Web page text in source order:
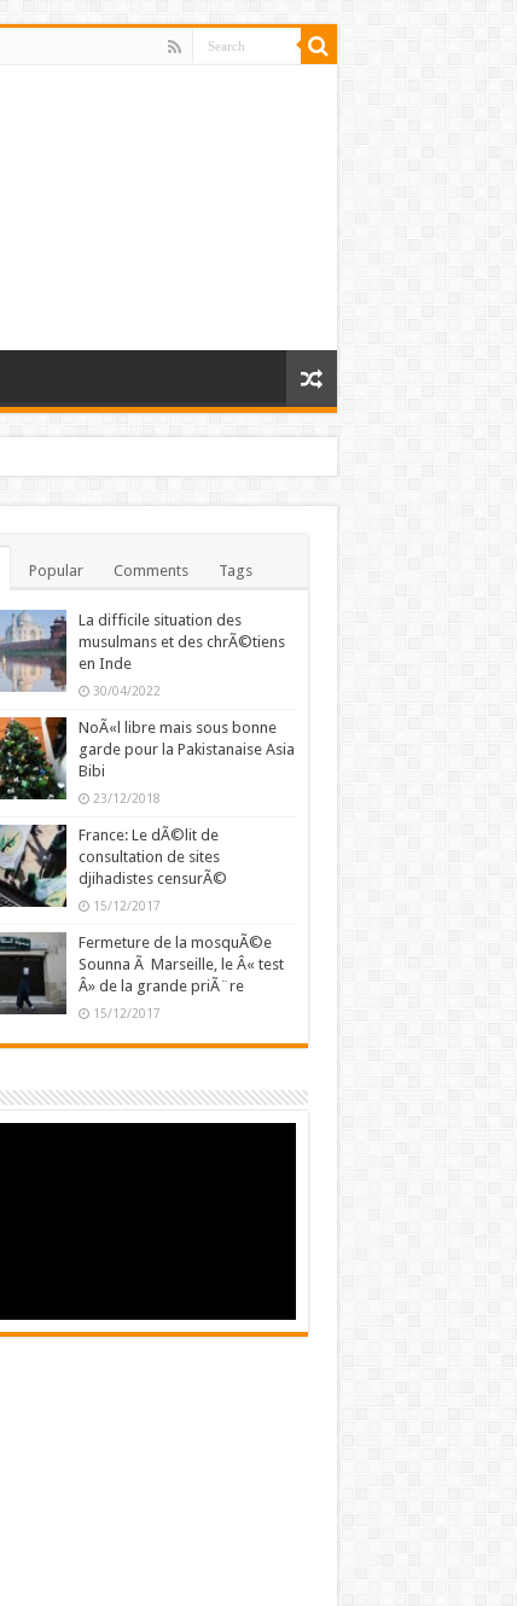
Popular Comments Tags
La difficile situation des
musulmans et des chrÃ©tiens
en Inde
30/04/2022
NoÃ«l libre mais sous bonne
garde pour la Pakistanaise Asia
Bibi
23/12/2018
France: Le dÃ©lit de
consultation de sites
djihadistes censurÃ©
15/12/2017
Fermeture de la mosquÃ©e
Sounna Ã Marseille, le Â« test
Â» de la grande priÃ¨re
15/12/2017